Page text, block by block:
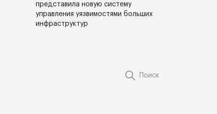
представила новую систему
управления уязвимостями больших
инфраструктур
Поиск